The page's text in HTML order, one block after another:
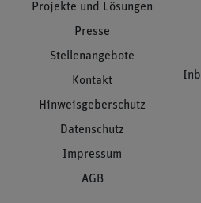
Projekte und Lösungen
Presse
Stellenangebote
Kontakt
Hinweisgeberschutz
Datenschutz
Impressum
AGB